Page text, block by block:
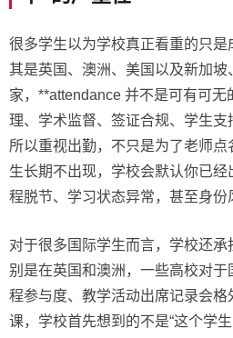
很多学生以为学校真正看重的只
其是英国、澳洲、美国以及新加坡
家，**attendance 并不是可有可
理、学术监督、签证合规、学生
所以重视出勤，不只是为了老师
生长期不出现，学校会默认你已
程脱节、学习状态异常，甚至身份
对于很多国际学生而言，学校还
别是在英国和澳洲，一些高校对
程参与度、教学活动出席记录会
课，学校首先想到的不是“这个学